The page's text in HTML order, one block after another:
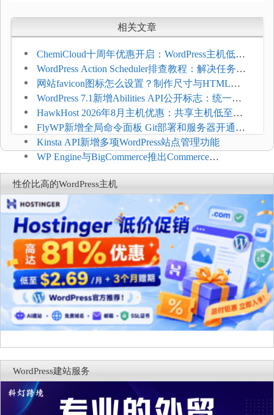
相关文章
ChemiCloud十周年优惠开启：WordPress主机低至
$1.49/月，最高88%折扣并赠免费域名迁移
WordPress Action Scheduler排查教程：解决任务积
压和订单延迟
网站favicon图标怎么设置？制作尺寸与HTML添
加方法
WordPress 7.1新增Abilities API公开标志：统一支
持REST API、MCP与AI代理
HawkHost 2026年8月主机优惠：共享主机低至
$2.61/月，高性能主机同步折扣
FlyWP新增全局命令面板 Git部署和服务器开通更
方便
Kinsta API新增多项WordPress站点管理功能
WP Engine与BigCommerce推出Commerce
Connect：WordPress商店可保留前台体验并扩展电
商能力
性价比高的WordPress主机
WordPress建站服务